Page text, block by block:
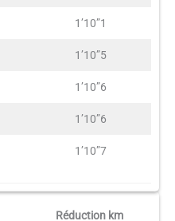
1’10”1
1’10”5
1’10”6
1’10”6
1’10”7
Réduction km